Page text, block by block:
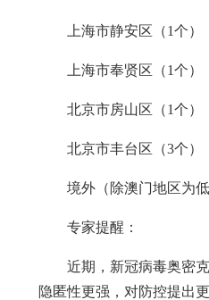
上海市静安区（1个）
上海市奉贤区（1个）
北京市房山区（1个）
北京市丰台区（3个）
境外（除澳门地区为
专家提醒：
近期，新冠病毒奥密
隐匿性更强，对防控提出